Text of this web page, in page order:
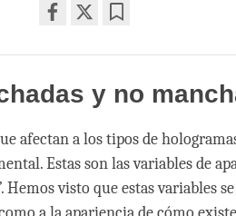
on
facebooky no
afectan a los tipos de
Estas son las variables de
Hemos visto que estas variables